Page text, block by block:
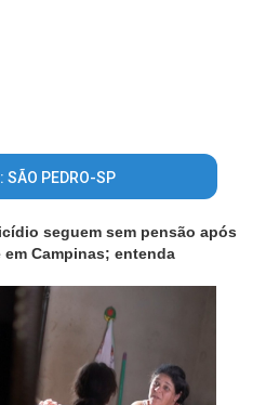
SÃO PEDRO-SP
seguem sem pensão após
em Campinas; entenda